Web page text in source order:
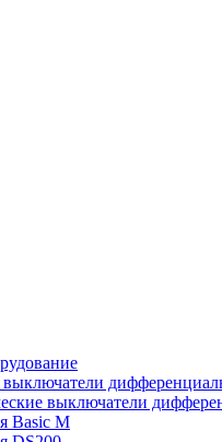
выключатели
выключатели
Basic M